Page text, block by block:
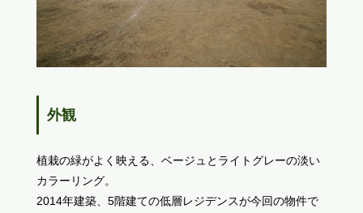
外観
植栽の緑がよく映える、ベージュとライトグレーの淡い
カラーリング。
2014年建築、5階建ての低層レジデンスが今回の物件で